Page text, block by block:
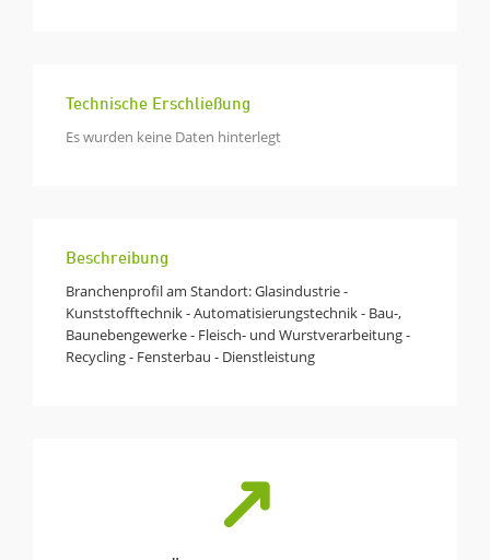
Technische Erschließung
Es wurden keine Daten hinterlegt
Beschreibung
Branchenprofil am Standort: Glasindustrie -
Kunststofftechnik - Automatisierungstechnik - Bau-,
Baunebengewerke - Fleisch- und Wurstverarbeitung -
Recycling - Fensterbau - Dienstleistung